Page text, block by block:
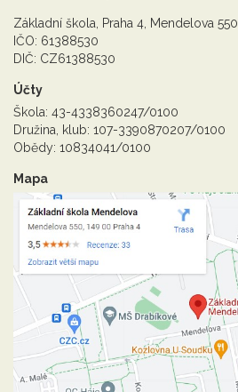
Základní škola, Praha 4, Mendelova 550
IČO: 61388530
DIČ: CZ61388530
Účty
Škola: 43-4338360247/0100
Družina, klub: 107-3390870207/0100
Obědy: 10834041/0100
Mapa